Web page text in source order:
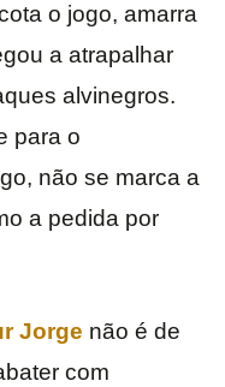
o jogo, amarra
a atrapalhar
alvinegros.
para o
não se marca a
a pedida por
Jorge não é de
com